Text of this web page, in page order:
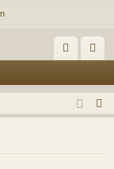
m
el
ist
rie
u